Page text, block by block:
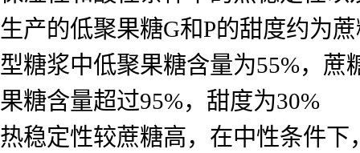
生产的低聚果糖G和P的甜度约为
型糖浆中低聚果糖含量为55%，蔗
果糖含量超过95%，甜度为30%
热稳定性较蔗糖高，在中性条件